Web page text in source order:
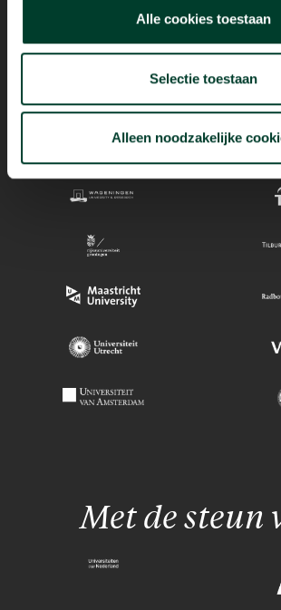
Alle cookies toestaan
Selectie toestaan
Alleen noodzakelijke
Met de steun